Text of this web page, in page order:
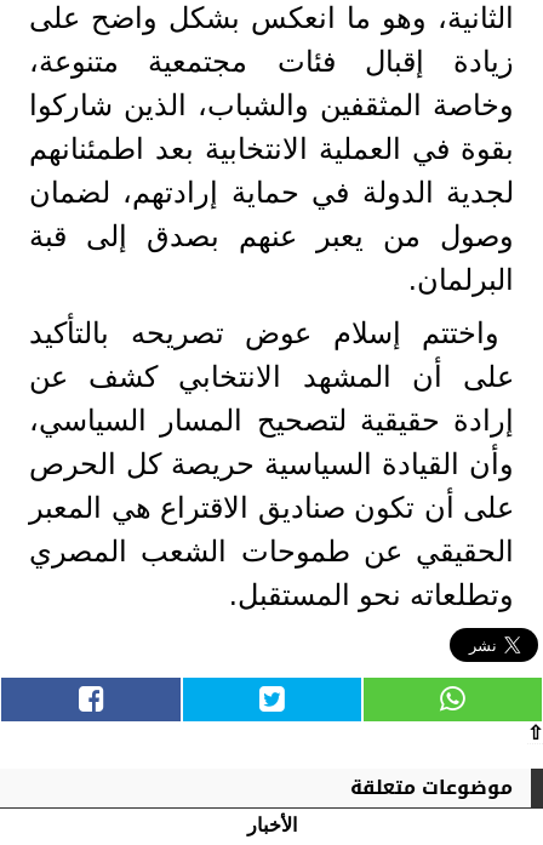
الثانية، وهو ما انعكس بشكل واضح على
زيادة إقبال فئات مجتمعية متنوعة،
وخاصة المثقفين والشباب، الذين شاركوا
بقوة في العملية الانتخابية بعد اطمئنانهم
لجدية الدولة في حماية إرادتهم، لضمان
وصول من يعبر عنهم بصدق إلى قبة
البرلمان.
​واختتم إسلام عوض تصريحه بالتأكيد
على أن المشهد الانتخابي كشف عن
إرادة حقيقية لتصحيح المسار السياسي،
وأن القيادة السياسية حريصة كل الحرص
على أن تكون صناديق الاقتراع هي المعبر
الحقيقي عن طموحات الشعب المصري
وتطلعاته نحو المستقبل.
⇧
موضوعات متعلقة
الأخبار